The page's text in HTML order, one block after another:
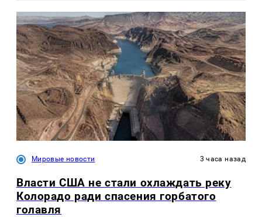
Мировые новости 3 часа назад
Власти США не стали охлаждать реку
Колорадо ради спасения горбатого
голавля